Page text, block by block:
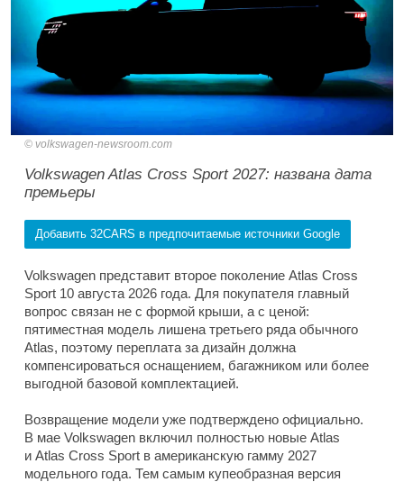
volkswagen-newsroom.com
Volkswagen Atlas Cross Sport 2027: названа дата
премьеры
Добавить 32CARS в предпочитаемые источники Google
Volkswagen представит второе поколение Atlas Cross
Sport 10 августа 2026 года. Для покупателя главный
вопрос связан не с формой крыши, а с ценой:
пятиместная модель лишена третьего ряда обычного
Atlas, поэтому переплата за дизайн должна
компенсироваться оснащением, багажником или более
выгодной базовой комплектацией.
Возвращение модели уже подтверждено официально.
В мае Volkswagen включил полностью новые Atlas
и Atlas Cross Sport в американскую гамму 2027
модельного года. Тем самым купеобразная версия